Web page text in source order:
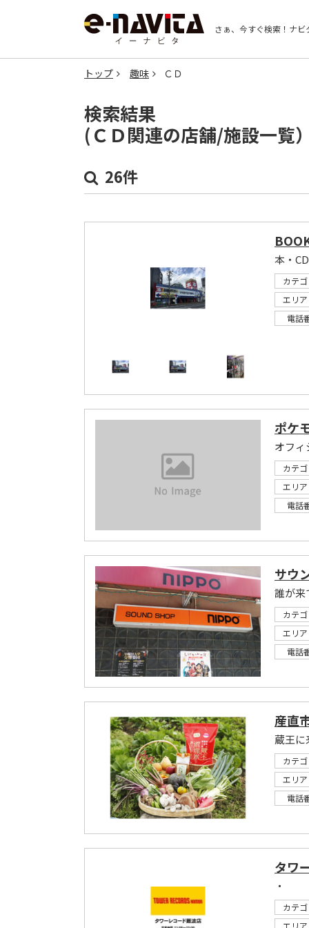
さぁ、今すぐ検索！ ナビ
トップ 趣味 ＣＤ
検索結果
(ＣＤ関連の店舗/施設一覧
26件
本・
カテ
エリ
電話
ポケ
オフ
カテ
エリ
電話
サウ
カテ
エリ
電話
産直
蔵王
カテ
エリ
電話
タワ
・
カテ
エリ